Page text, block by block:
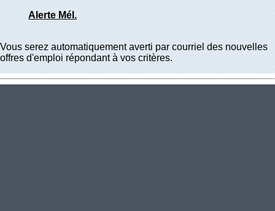
Alerte Mél.
Vous serez automatiquement averti par courriel des nouvelles
offres d'emploi répondant à vos critères.